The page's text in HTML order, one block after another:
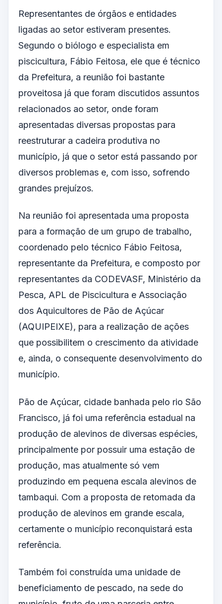
Representantes de órgãos e entidades
ligadas ao setor estiveram presentes.
Segundo o biólogo e especialista em
piscicultura, Fábio Feitosa, ele que é técnico
da Prefeitura, a reunião foi bastante
proveitosa já que foram discutidos assuntos
relacionados ao setor, onde foram
apresentadas diversas propostas para
reestruturar a cadeira produtiva no
município, já que o setor está passando por
diversos problemas e, com isso, sofrendo
grandes prejuízos.
Na reunião foi apresentada uma proposta
para a formação de um grupo de trabalho,
coordenado pelo técnico Fábio Feitosa,
representante da Prefeitura, e composto por
representantes da CODEVASF, Ministério da
Pesca, APL de Piscicultura e Associação
dos Aquicultores de Pão de Açúcar
(AQUIPEIXE), para a realização de ações
que possibilitem o crescimento da atividade
e, ainda, o consequente desenvolvimento do
município.
Pão de Açúcar, cidade banhada pelo rio São
Francisco, já foi uma referência estadual na
produção de alevinos de diversas espécies,
principalmente por possuir uma estação de
produção, mas atualmente só vem
produzindo em pequena escala alevinos de
tambaqui. Com a proposta de retomada da
produção de alevinos em grande escala,
certamente o município reconquistará esta
referência.
Também foi construída uma unidade de
beneficiamento de pescado, na sede do